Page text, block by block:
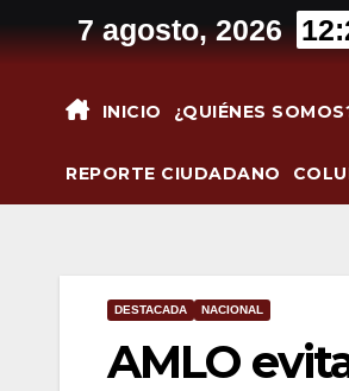
al
7 agosto, 2026
INICIO ¿QUIÉNES
REPORTE CIUDADANO
DESTACADA NACIONAL
AMLO